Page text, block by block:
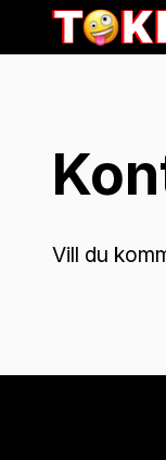
Vill du